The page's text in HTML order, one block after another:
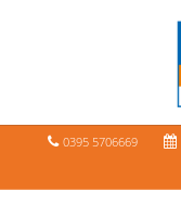
0395 5706669